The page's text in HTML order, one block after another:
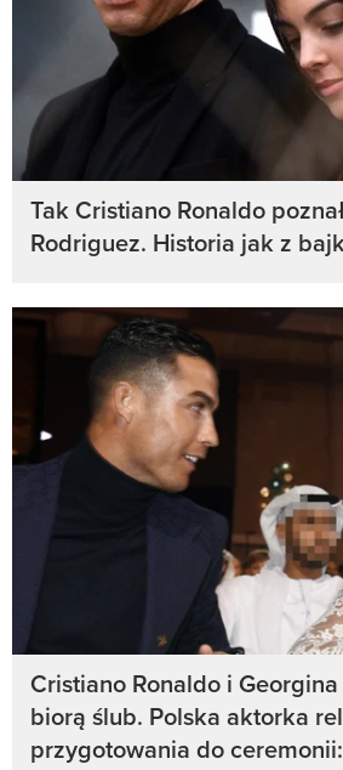
Tak Cristiano Ronaldo
Rodriguez. Historia jak z
Cristiano Ronaldo i
biorą ślub. Polska aktorka
przygotowania do